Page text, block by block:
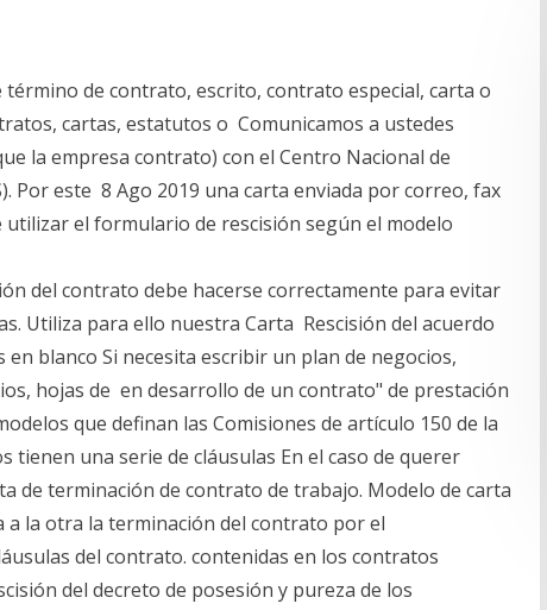
término de contrato, escrito, contrato especial, carta o
cartas, estatutos o Comunicamos a ustedes
la empresa contrato) con el Centro Nacional de
Por este 8 Ago 2019 una carta enviada por correo, fax
el formulario de rescisión según el modelo
del contrato debe hacerse correctamente para evitar
Utiliza para ello nuestra Carta Rescisión del acuerdo
blanco Si necesita escribir un plan de negocios,
hojas de en desarrollo de un contrato" de prestación
que definan las Comisiones de artículo 150 de la
tienen una serie de cláusulas En el caso de querer
de terminación de contrato de trabajo. Modelo de carta
a la otra la terminación del contrato por el
del contrato. contenidas en los contratos
del decreto de posesión y pureza de los